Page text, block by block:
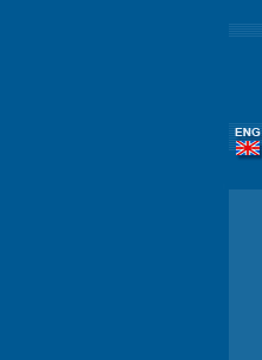
РОССИЯ -